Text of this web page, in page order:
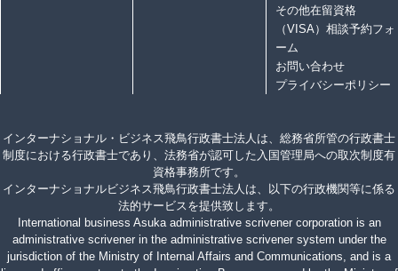
その他在留資格
（VISA）相談予約フォ
ーム
お問い合わせ
プライバシーポリシー
インターナショナル・ビジネス飛鳥行政書士法人は、総務省所管の行政書士
制度における行政書士であり、法務省が認可した入国管理局への取次制度有
資格事務所です。
インターナショナルビジネス飛鳥行政書士法人は、以下の行政機関等に係る
法的サービスを提供致します。
International business Asuka administrative scrivener corporation is an
administrative scrivener in the administrative scrivener system under the
jurisdiction of the Ministry of Internal Affairs and Communications, and is a